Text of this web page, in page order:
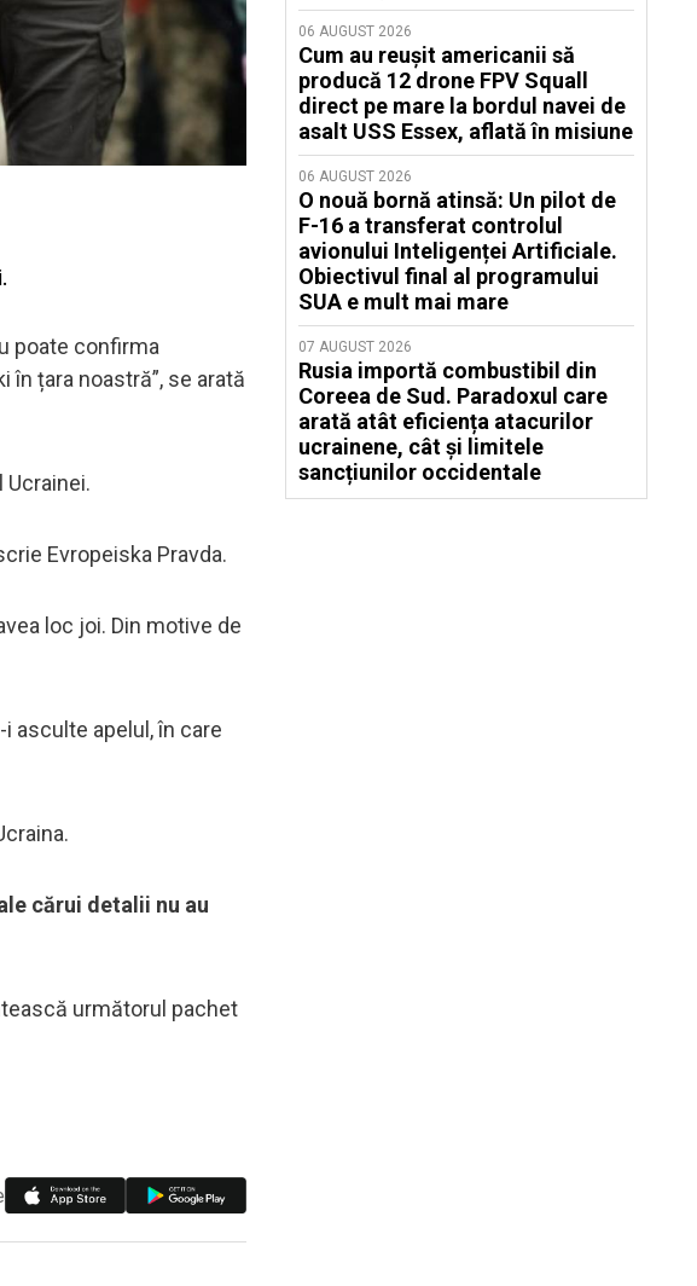
poate confirma
țara noastră”, se arată
Evropeiska Pravda.
loc joi. Din motive de
asculte apelul, în care
cărui detalii nu au
următorul pachet
06 AUGUST 2026
Cum au reușit americanii să
producă 12 drone FPV Squall
direct pe mare la bordul navei de
asalt USS Essex, aflată în misiune
06 AUGUST 2026
O nouă bornă atinsă: Un pilot de
F-16 a transferat controlul
avionului Inteligenței Artificiale.
Obiectivul final al programului
SUA e mult mai mare
07 AUGUST 2026
Rusia importă combustibil din
Coreea de Sud. Paradoxul care
arată atât eficiența atacurilor
ucrainene, cât și limitele
sancțiunilor occidentale